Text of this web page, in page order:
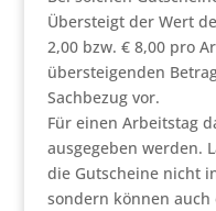
Übersteigt der Wert
2,00 bzw. € 8,00 pro
übersteigenden
Sachbezug vor.
Für einen Arbeitstag
ausgegeben werden.
die Gutscheine nicht
sondern können